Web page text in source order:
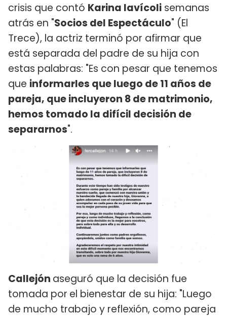
crisis que contó Karina Iavícoli semanas
atrás en "Socios del Espectáculo" (El
Trece), la actriz terminó por afirmar que
está separada del padre de su hija con
estas palabras: "Es con pesar que tenemos
que informarles que luego de 11 años de
pareja, que incluyeron 8 de matrimonio,
hemos tomado la difícil decisión de
separarnos".
Callejón aseguró que la decisión fue
tomada por el bienestar de su hija: "Luego
de mucho trabajo y reflexión, como pareja